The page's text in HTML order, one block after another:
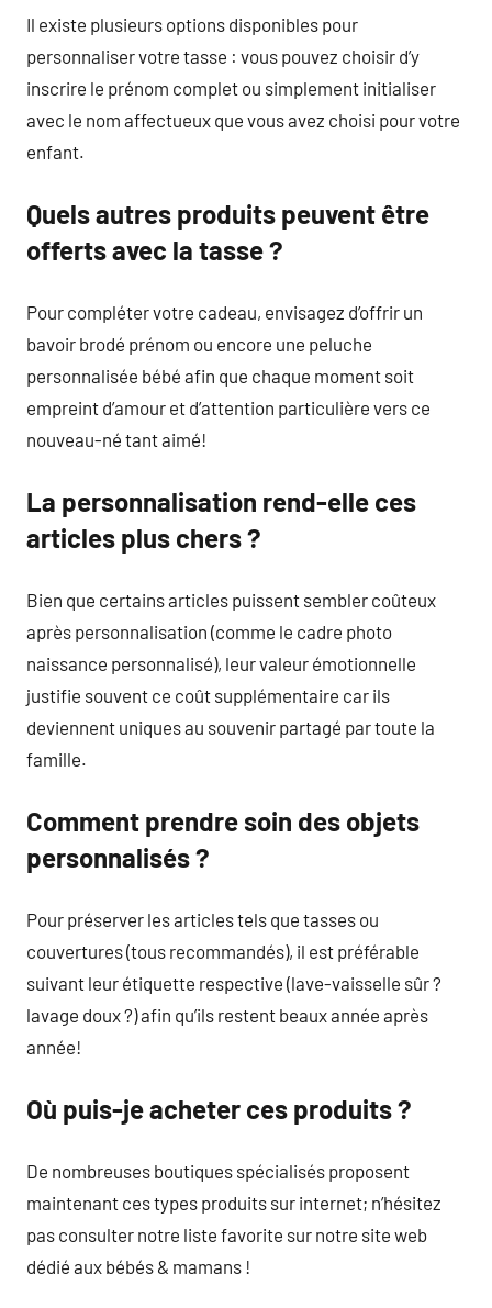
Il existe plusieurs options disponibles pour
personnaliser votre tasse : vous pouvez choisir d’y
inscrire le prénom complet ou simplement initialiser
avec le nom affectueux que vous avez choisi pour votre
enfant.
Quels autres produits peuvent être
offerts avec la tasse ?
Pour compléter votre cadeau, envisagez d’offrir un
bavoir brodé prénom ou encore une peluche
personnalisée bébé afin que chaque moment soit
empreint d’amour et d’attention particulière vers ce
nouveau-né tant aimé!
La personnalisation rend-elle ces
articles plus chers ?
Bien que certains articles puissent sembler coûteux
après personnalisation (comme le cadre photo
naissance personnalisé), leur valeur émotionnelle
justifie souvent ce coût supplémentaire car ils
deviennent uniques au souvenir partagé par toute la
famille.
Comment prendre soin des objets
personnalisés ?
Pour préserver les articles tels que tasses ou
couvertures (tous recommandés), il est préférable
suivant leur étiquette respective (lave-vaisselle sûr ?
lavage doux ?) afin qu’ils restent beaux année après
année!
Où puis-je acheter ces produits ?
De nombreuses boutiques spécialisés proposent
maintenant ces types produits sur internet; n’hésitez
pas consulter notre liste favorite sur notre site web
dédié aux bébés & mamans !